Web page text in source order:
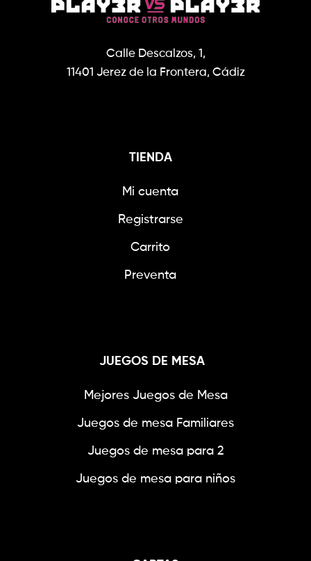
Calle Descalzos, 1,
11401 Jerez de la Frontera, Cádiz
TIENDA
Mi cuenta
Registrarse
Carrito
Preventa
JUEGOS DE MESA
Mejores Juegos de Mesa
Juegos de mesa Familiares
Juegos de mesa para 2
Juegos de mesa para niños